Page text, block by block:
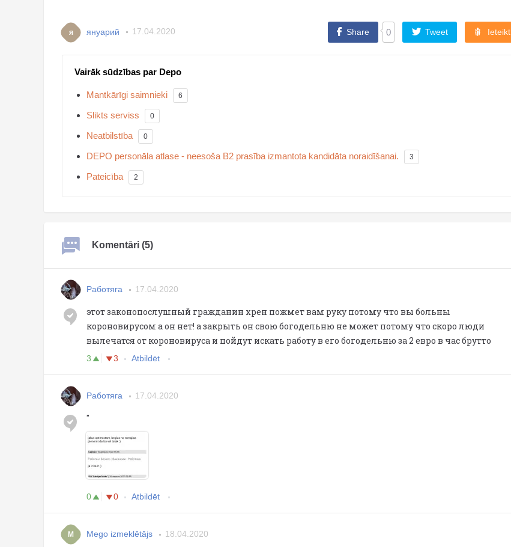
я януарий 17.04.2020 Share 0 Tweet Ieteikt
Vairāk sūdzības par Depo
Mantkārīgi saimnieki 6
Slikts serviss 0
Neatbilstība 0
DEPO personāla atlase - neesoša B2 prasība izmantota kandidāta noraidīšanai. 3
Pateicība 2
Komentāri (5)
Работяга 17.04.2020
этот законопослушный гражданин хрен пожмет вам руку потому что вы больны
короновирусом а он нет! а закрыть он свою богодельню не может потому что скоро люди
вылечатся от короновируса и пойдут искать работу в его богодельню за 2 евро в час брутто
3 3 Atbildēt
Работяга 17.04.2020
"
0 0 Atbildēt
M Mego izmeklētājs 18.04.2020